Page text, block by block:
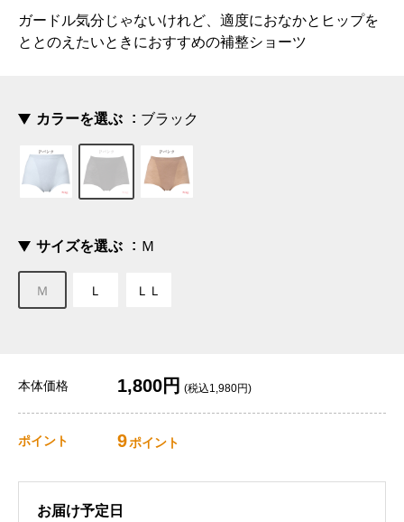
ガードル気分じゃないけれど、適度におなかとヒップを
ととのえたいときにおすすめの補整ショーツ
カラーを選ぶ ブラック
サイズを選ぶ Ｍ
Ｍ Ｌ ＬＬ
本体価格 1,800円 (税込1,980円)
ポイント 9ポイント
お届け予定日